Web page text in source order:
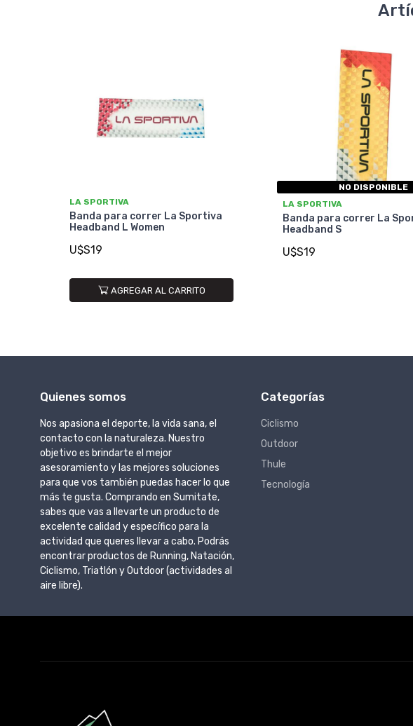
LA SPORTIVA
Banda para correr La Sportiva
Headband L Women
U$S19
AGREGAR AL CARRITO
NO DISPONIBLE
LA SPORTIVA
Banda para correr La
Headband S
U$S19
Quienes somos
Nos apasiona el deporte, la vida sana, el
contacto con la naturaleza. Nuestro
objetivo es brindarte el mejor
asesoramiento y las mejores soluciones
para que vos también puedas hacer lo que
más te gusta. Comprando en Sumitate,
sabes que vas a llevarte un producto de
excelente calidad y específico para la
actividad que queres llevar a cabo. Podrás
encontrar productos de Running, Natación,
Ciclismo, Triatlón y Outdoor (actividades al
aire libre).
Categorías
Ciclismo
Outdoor
Thule
Tecnología